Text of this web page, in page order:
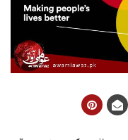
هر ماڻهوءَ کي جڪڙي ڇڏيو